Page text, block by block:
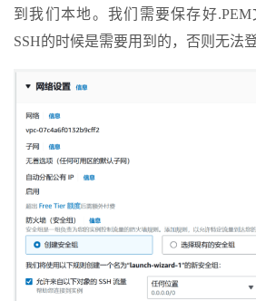
到我们本地。我们需要保存好
SSH的时候是需要用到的，否则无法